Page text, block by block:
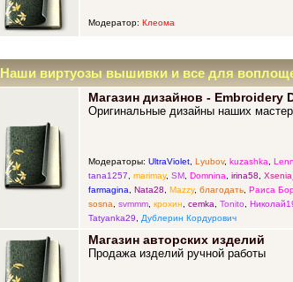
Модератор: Клеома
Наши виртуозы вышивки и все для
Магазин дизайнов - Embroidery
Оригинальные дизайны наших
Модераторы: UltraViolet, Lyubov, kuzashka,
tana1257, marimay, SM, Domnina, irina58,
farmagina, Nata28, Mazzy, благодать, Раиса
sosna, svmmm, крохин, cemka, Tonito,
Tatyanka29, Дублерин Кордурович
Магазин авторских изделий
Продажа изделий ручной работы